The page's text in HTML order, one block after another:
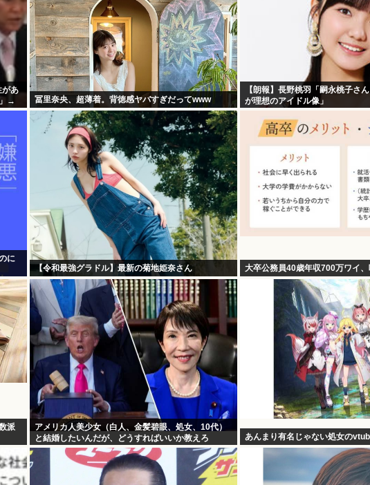
があ
→
冨里奈央、超薄着。背徳感ヤバすぎだってwww
【朗報】長野桃羽「嗣永桃子さ
が理想のアイドル像」
に
【令和最強グラドル】最新の菊地姫奈さん 大卒公務員40歳年収700万ワイ
派
アメリカ人美少女（白人、金髪碧眼、処女、10代）
と結婚したいんだが、どうすればいいか教えろ
あんまり有名じゃない処女の